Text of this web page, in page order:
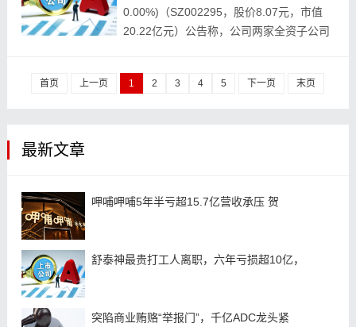
0.00%)（SZ002295，股价8.07元，市值
20.22亿元）公告称，公司两家全资子公司
首页 上一页 1 2 3 4 5 下一页 末页
最新文章
呷哺呷哺5年半亏超15.7亿营收承压 贺
舒泰神最贵打工人离职，六年亏损超10亿，
突陷商业贿赂“举报门”，千亿ADC龙头紧